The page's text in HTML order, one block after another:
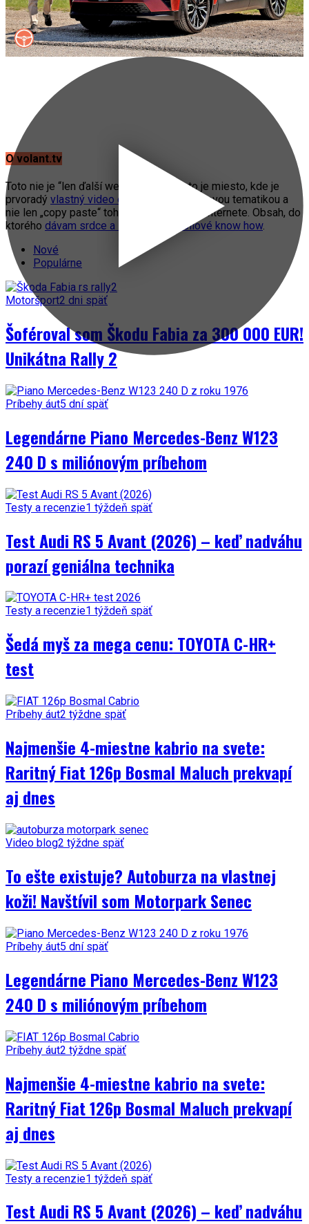
O volant.tv
Toto nie je “len ďalší web o autách”. Toto je miesto, kde je
prvoradý vlastný video obsah
s automobilovou tematikou a
nie len „copy paste“ toho, čo práve fičí na internete. Obsah, do
ktorého dávam srdce a svoje automobilové know how.
Nové
Populárne
Motoršport2 dni späť
Šoféroval som Škodu Fabia za 300 000 EUR!
Unikátna Rally 2
Príbehy áut5 dní späť
Legendárne Piano Mercedes-Benz W123
240 D s miliónovým príbehom
Testy a recenzie1 týždeň späť
Test Audi RS 5 Avant (2026) – keď nadváhu
porazí geniálna technika
Testy a recenzie1 týždeň späť
Šedá myš za mega cenu: TOYOTA C-HR+
test
Príbehy áut2 týždne späť
Najmenšie 4-miestne kabrio na svete:
Raritný Fiat 126p Bosmal Maluch prekvapí
aj dnes
Video blog2 týždne späť
To ešte existuje? Autoburza na vlastnej
koži! Navštívil som Motorpark Senec
Príbehy áut5 dní späť
Legendárne Piano Mercedes-Benz W123
240 D s miliónovým príbehom
Príbehy áut2 týždne späť
Najmenšie 4-miestne kabrio na svete:
Raritný Fiat 126p Bosmal Maluch prekvapí
aj dnes
Testy a recenzie1 týždeň späť
Test Audi RS 5 Avant (2026) – keď nadváhu